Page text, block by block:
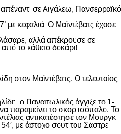
απέναντι σε Αιγάλεω, Πανσερραϊκό
με κεφαλιά. Ο Μαϊντέβατς έχασε
αλλά απέκρουσε σε
το κάθετο δοκάρι!
στον Μαϊντέβατς. Ο τελευταίος
ο Παναιτωλικός άγγιξε το 1-
παραμείνει το σκορ ισόπαλο. Το
αντικατέστησε τον Μουργκ
με άστοχο σουτ του Σάστρε